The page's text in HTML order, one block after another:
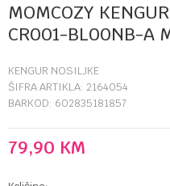
MOMCOZY
CR001-BL00NB-A
KENGUR NOSILJKE
ŠIFRA ARTIKLA: 2164054
BARKOD: 602835181857
79,90 KM